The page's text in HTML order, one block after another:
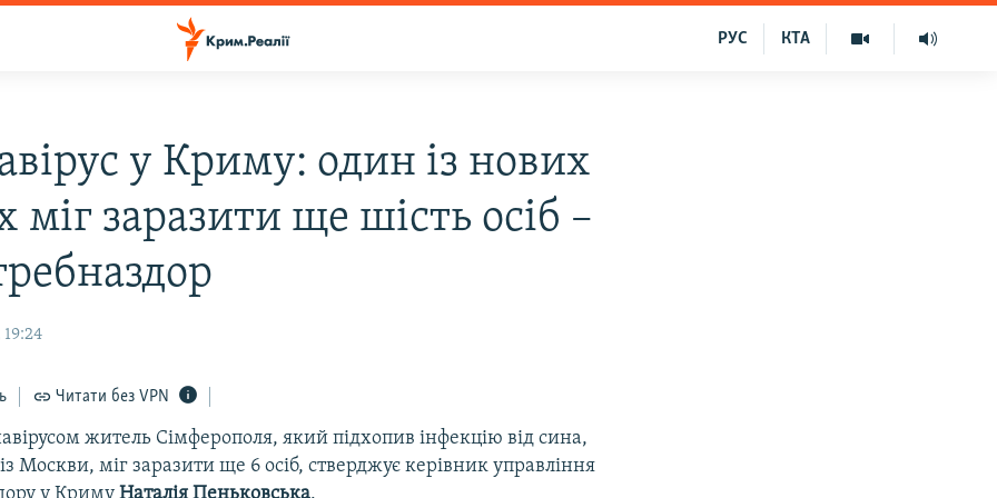
КТА
РУС
у Криму: один із нових
міг заразити ще шість осіб –
19:24
Читати без VPN
житель Сімферополя, який підхопив інфекцію від сина,
Москви, міг заразити ще 6 осіб, стверджує керівник управління